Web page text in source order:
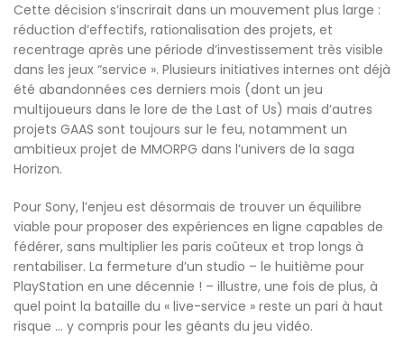
Cette décision s’inscrirait dans un mouvement plus large :
réduction d’effectifs, rationalisation des projets, et
recentrage après une période d’investissement très visible
dans les jeux “service ». Plusieurs initiatives internes ont déjà
été abandonnées ces derniers mois (dont un jeu
multijoueurs dans le lore de the Last of Us) mais d’autres
projets GAAS sont toujours sur le feu, notamment un
ambitieux projet de MMORPG dans l’univers de la saga
Horizon.
Pour Sony, l’enjeu est désormais de trouver un équilibre
viable pour proposer des expériences en ligne capables de
fédérer, sans multiplier les paris coûteux et trop longs à
rentabiliser. La fermeture d’un studio – le huitième pour
PlayStation en une décennie ! – illustre, une fois de plus, à
quel point la bataille du « live-service » reste un pari à haut
risque … y compris pour les géants du jeu vidéo.